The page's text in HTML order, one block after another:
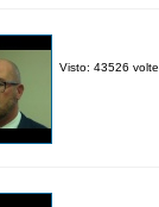
Visto: 43526 volte